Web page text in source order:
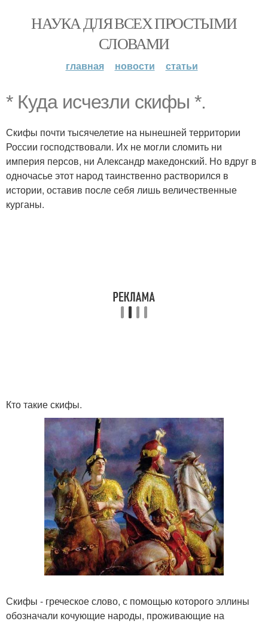
НАУКА ДЛЯ ВСЕХ ПРОСТЫМИ
СЛОВАМИ
главная новости статьи
* Куда исчезли скифы *.
Скифы почти тысячелетие на нынешней территории
России господствовали. Их не могли сломить ни
империя персов, ни Александр македонский. Но вдруг в
одночасье этот народ таинственно растворился в
истории, оставив после себя лишь величественные
курганы.
Кто такие скифы.
Скифы - греческое слово, с помощью которого эллины
обозначали кочующие народы, проживающие на